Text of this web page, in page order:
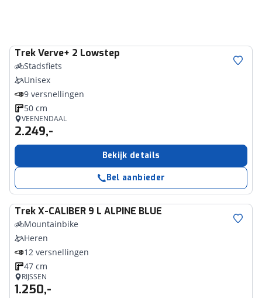
TrekVerve+ 2 Lowstep
Stadsfiets
Unisex
9 versnellingen
50 cm
VEENENDAAL
2.249,-
Bekijk details
Bel aanbieder
TrekX-CALIBER 9 L ALPINE BLUE
Mountainbike
Heren
12 versnellingen
47 cm
RIJSSEN
1.250,-